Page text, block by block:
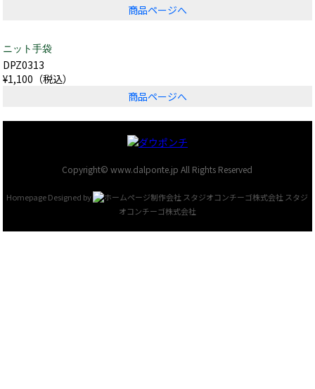
商品ページへ
ニット手袋
DPZ0313
¥1,100（税込）
商品ページへ
Copyright© www.dalponte.jp All Rights Reserved
Homepage Designed by
スタジ
オコンチーゴ株式会社